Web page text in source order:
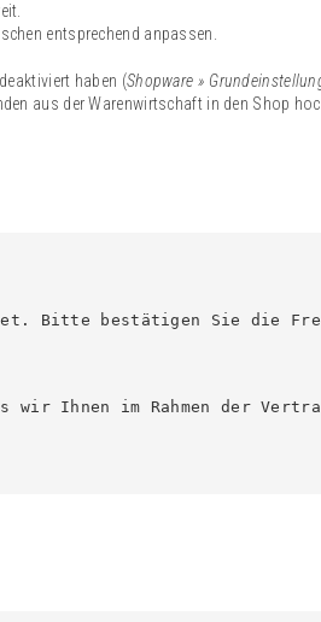
entsprechend anpassen.
haben (Shopware »
aus der Warenwirtschaft in den Shop
Bitte bestätigen Sie die
wir Ihnen im Rahmen der